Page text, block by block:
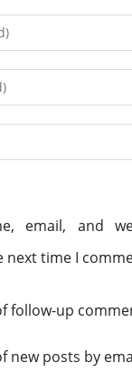
email, and
next time I
follow-up
new posts by